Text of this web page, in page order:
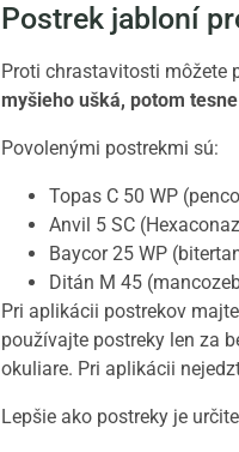
Postrek jabloní
Proti chrastavitosti môžete
myšieho ušká, potom
Povolenými postrekmi sú:
Topas C 50 WP
Anvil 5 SC
Baycor 25 WP
Ditán M 45
Pri aplikácii postrekov
používajte postreky len za
okuliare. Pri aplikácii
Lepšie ako postreky je určite